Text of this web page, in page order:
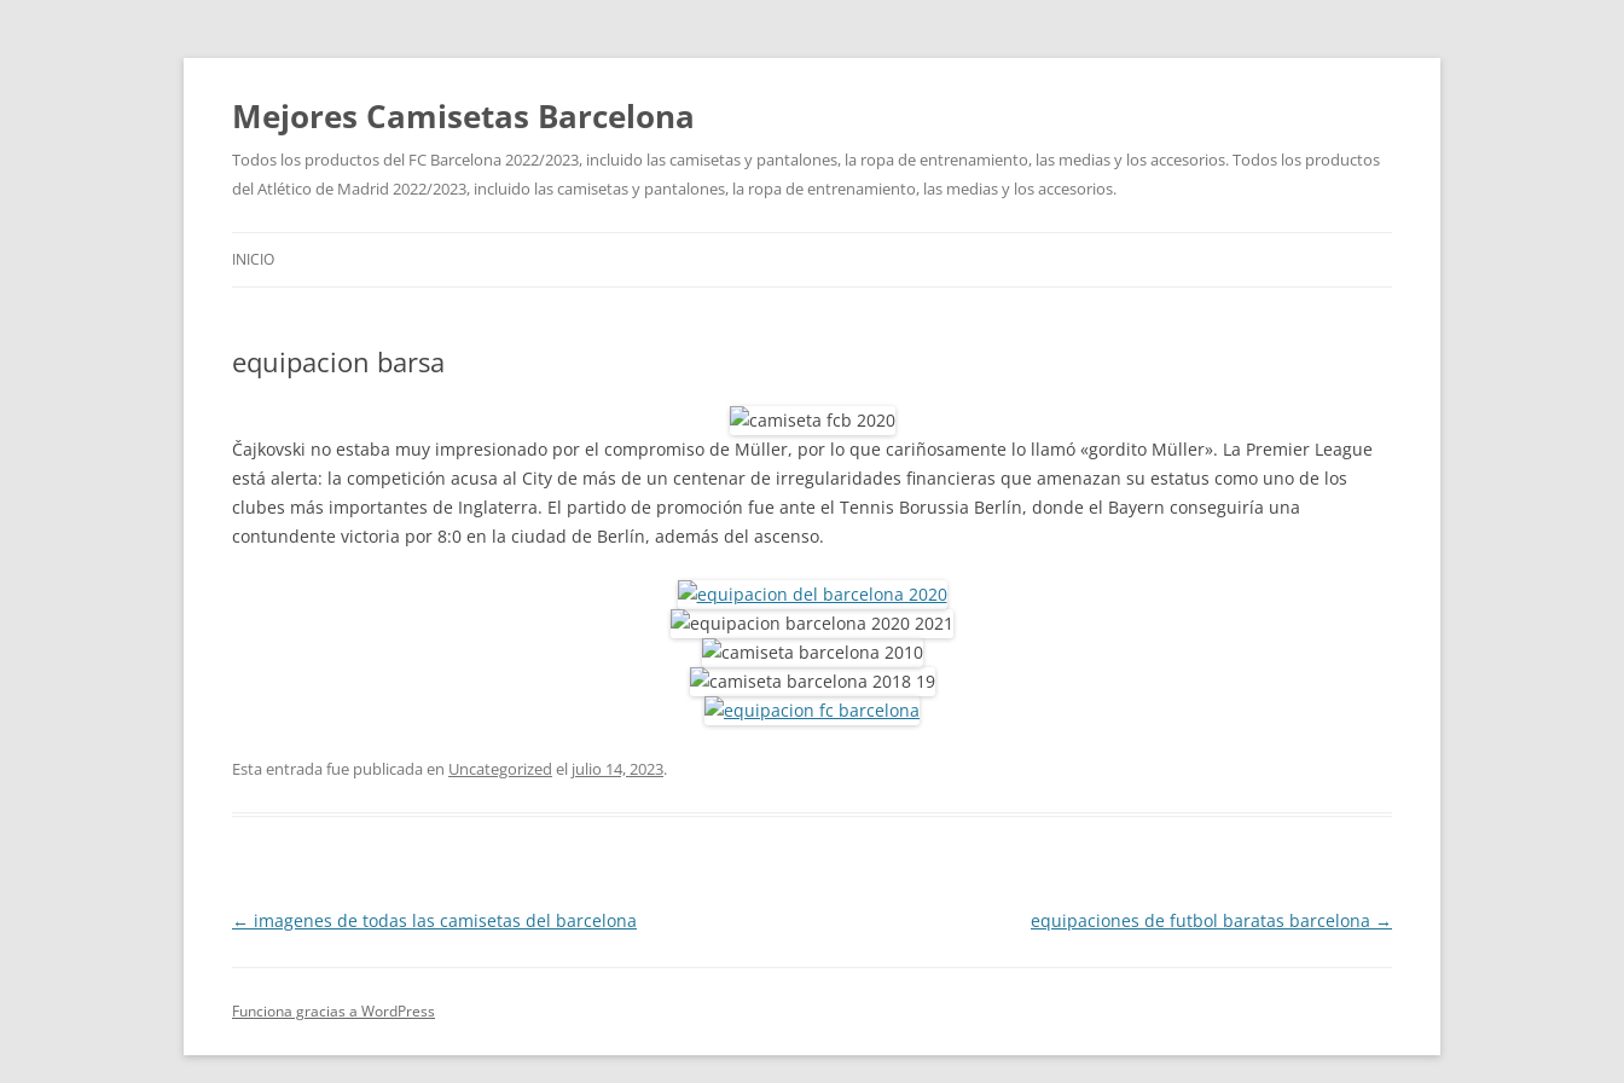
Mejores Camisetas Barcelona
Todos los productos del FC Barcelona 2022/2023, incluido las camisetas y pantalones, la ropa de entrenamiento, las medias y los accesorios. Todos los productos
del Atlético de Madrid 2022/2023, incluido las camisetas y pantalones, la ropa de entrenamiento, las medias y los accesorios.
INICIO
equipacion barsa
Čajkovski no estaba muy impresionado por el compromiso de Müller, por lo que cariñosamente lo llamó «gordito Müller». La Premier League
está alerta: la competición acusa al City de más de un centenar de irregularidades financieras que amenazan su estatus como uno de los
clubes más importantes de Inglaterra. El partido de promoción fue ante el Tennis Borussia Berlín, donde el Bayern conseguiría una
contundente victoria por 8:0 en la ciudad de Berlín, además del ascenso.
Esta entrada fue publicada en Uncategorized el julio 14, 2023.
Navegación
← imagenes de todas las camisetas del barcelona equipaciones de futbol baratas barcelona →
Funciona gracias a WordPress